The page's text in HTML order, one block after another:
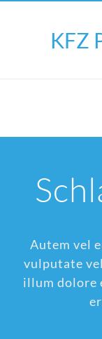
KFZ
Autem vel
vulputate
illum dolore